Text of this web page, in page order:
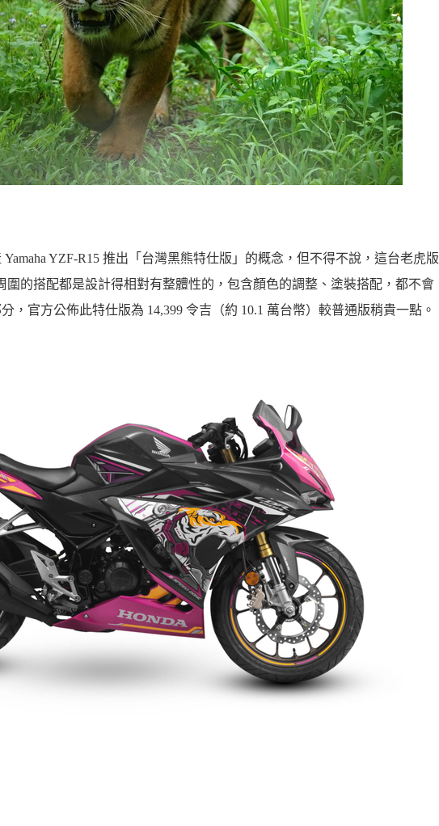
YZF-R15 推出「台灣黑熊特仕版」的概念，但不得不說，這台老虎版
圍的搭配都是設計得相對有整體性的，包含顏色的調整、塗裝搭配，都不會
，官方公佈此特仕版為 14,399 令吉（約 10.1 萬台幣）較普通版稍貴一點。